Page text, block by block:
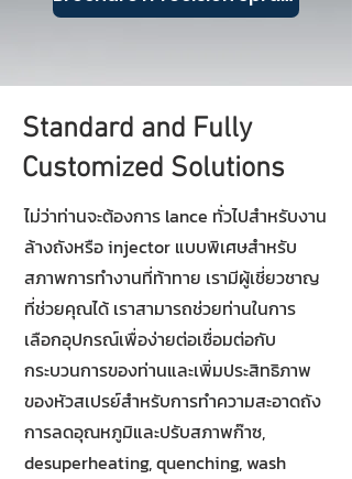
Standard and Fully
Customized Solutions
ไม่ว่าท่านจะต้องการ lance ทั่วไปสำหรับงาน
ล้างถังหรือ injector แบบพิเศษสำหรับ
สภาพการทำงานที่ท้าทาย เรามีผู้เชี่ยวชาญ
ที่ช่วยคุณได้ เราสามารถช่วยท่านในการ
เลือกอุปกรณ์เพื่อง่ายต่อเชื่อมต่อกับ
กระบวนการของท่านและเพิ่มประสิทธิภาพ
ของหัวสเปรย์สำหรับการทำความสะอาดถัง
การลดอุณหภูมิและปรับสภาพก๊าซ,
desuperheating, quenching, wash